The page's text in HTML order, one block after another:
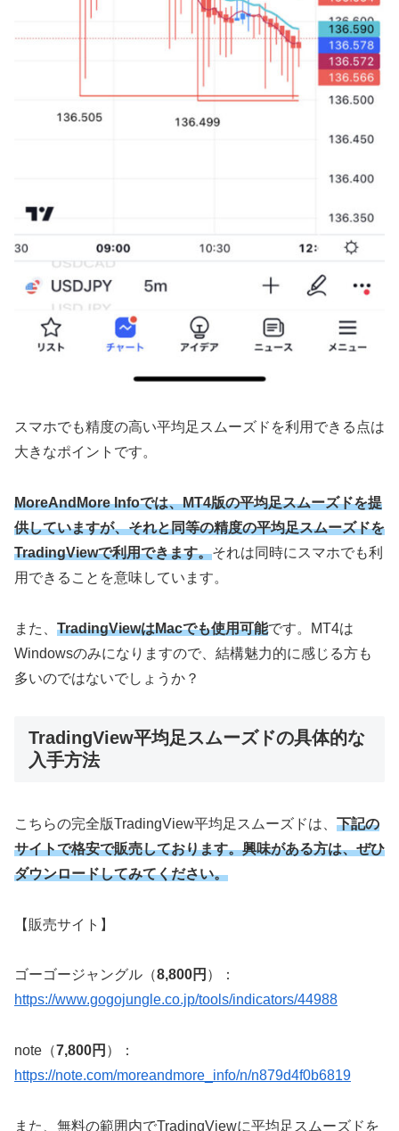
スマホでも精度の高い平均足スムーズドを利用できる点は
大きなポイントです。
MoreAndMore Infoでは、MT4版の平均足スムーズドを提
供していますが、それと同等の精度の平均足スムーズドを
TradingViewで利用できます。それは同時にスマホでも利
用できることを意味しています。
また、 TradingViewはMacでも使用可能です。MT4は
Windowsのみになりますので、結構魅力的に感じる方も
多いのではないでしょうか？
TradingView平均足スムーズドの具体的な
入手方法
こちらの完全版TradingView平均足スムーズドは、 下記の
サイトで格安で販売しております。興味がある方は、ぜひ
ダウンロードしてみてください。
【販売サイト】
ゴーゴージャングル（8,800円 ）：
https://www.gogojungle.co.jp/tools/indicators/44988
note（7,800円 ）：
https://note.com/moreandmore_info/n/n879d4f0b6819
また、無料の範囲内でTradingViewに平均足スムーズドを